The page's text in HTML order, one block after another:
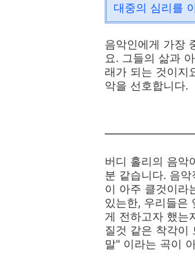
대중의 심리를
음악인에게 가장
요. 그들의 삶과
래가 되는 것이지
악을 선호합니다.
버디 홀리의 음악
분 같습니다. 음
이 아주 클것이라
있는한, 우리들은
게 전하고자 했는
질것 같은 착각이
말" 이라는 곡이